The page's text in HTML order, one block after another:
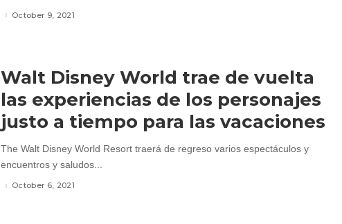
October 9, 2021
Walt Disney World trae de vuelta
las experiencias de los personajes
justo a tiempo para las vacaciones
The Walt Disney World Resort traerá de regreso varios espectáculos y
encuentros y saludos...
October 6, 2021